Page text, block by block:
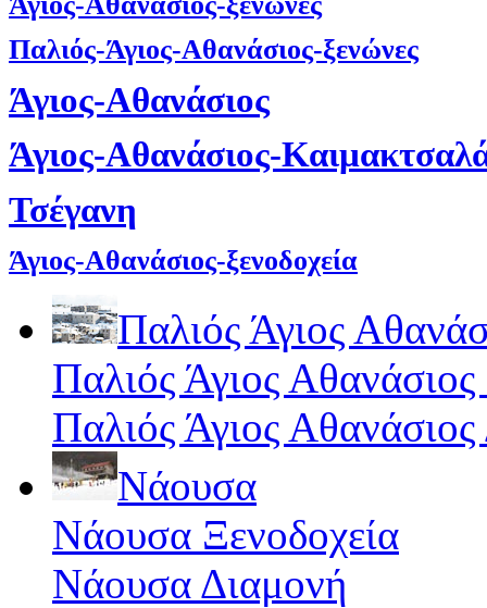
Παλιός-Άγιος-Αθανάσιος-ξενώνες
Άγιος-Αθανάσιος
Άγιος-Αθανάσιος-
Τσέγανη
Άγιος-Αθανάσιος-ξενοδοχεία
Παλιός Άγιος
Παλιός Άγιος Αθανάσιος
Παλιός Άγιος
Νάουσα
Νάουσα Ξενοδοχεία
Νάουσα Διαμονή